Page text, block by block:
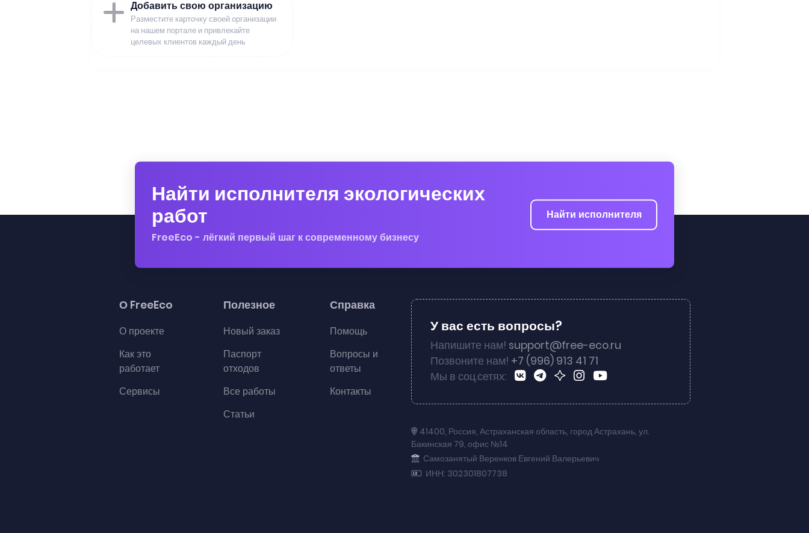
Добавить свою организацию
Разместите карточку своей организации
на нашем портале и привлекайте
целевых клиентов каждый день
Найти исполнителя экологических
работ
FreeEco - лёгкий первый шаг к современному бизнесу
Найти исполнителя
О FreeEco
О проекте
Как это
работает
Сервисы
Полезное
Новый заказ
Паспорт
отходов
Все работы
Статьи
Справка
Помощь
Вопросы и
ответы
Контакты
У вас есть вопросы?
Напишите нам! support@free-eco.ru
Позвоните нам! +7 (996) 913 41 71
Мы в соц.сетях:
41400, Россия, Астраханская область, город Астрахань, ул.
Бакинская 79, офис №14
Самозанятый Веренков Евгений Валерьевич
ИНН: 302301807738